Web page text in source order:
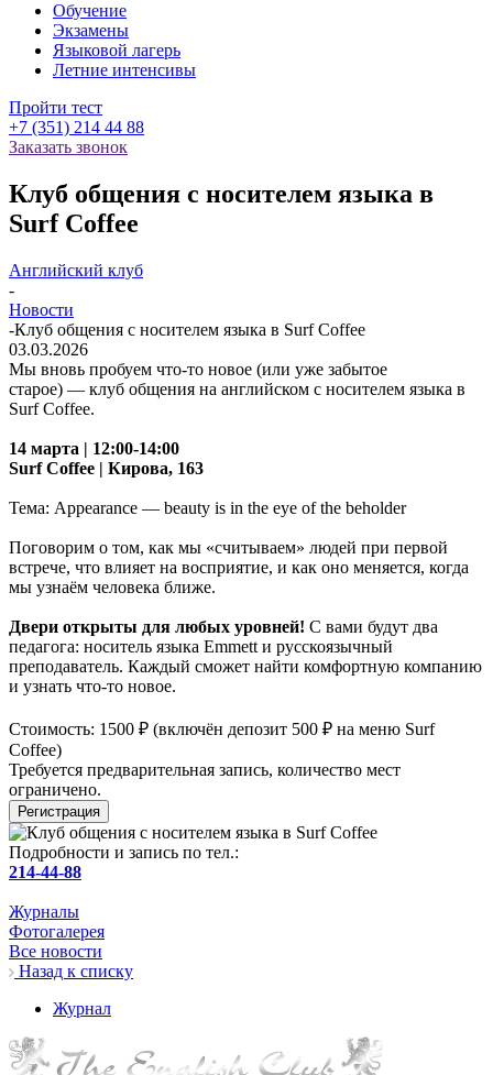
Обучение
Экзамены
Языковой лагерь
Летние интенсивы
Пройти тест
+7 (351) 214 44 88
Заказать звонок
Клуб общения с носителем языка в
Surf Coffee
Английский клуб
-
Новости
-Клуб общения с носителем языка в Surf Coffee
03.03.2026
Мы вновь пробуем что-то новое (или уже забытое
старое) — клуб общения на английском с носителем языка в
Surf Coffee.
14 марта | 12:00-14:00
Surf Coffee | Кирова, 163
Тема: Appearance — beauty is in the eye of the beholder
Поговорим о том, как мы «считываем» людей при первой
встрече, что влияет на восприятие, и как оно меняется, когда
мы узнаём человека ближе.
Двери открыты для любых уровней! С вами будут два
педагога: носитель языка Emmett и русскоязычный
преподаватель. Каждый сможет найти комфортную компанию
и узнать что-то новое.
Стоимость: 1500 ₽ (включён депозит 500 ₽ на меню Surf
Coffee)
Требуется предварительная запись, количество мест
ограничено.
Регистрация
Подробности и запись по тел.:
214-44-88
Журналы
Фотогалерея
Все новости
Назад к списку
Журнал